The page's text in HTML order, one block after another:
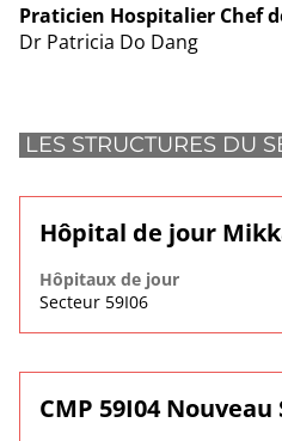
Praticien Hospitalier Chef
Dr Patricia Do Dang
LES STRUCTURES DU
Hôpital de jour
Hôpitaux de jour
Secteur 59I06
CMP 59I04 Nouveau